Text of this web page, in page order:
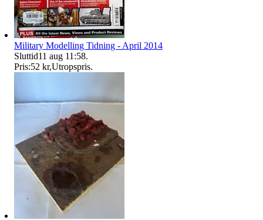
Military Modelling Tidning - April 2014
Sluttid11 aug 11:58.
Pris:52 kr,Utropspris.